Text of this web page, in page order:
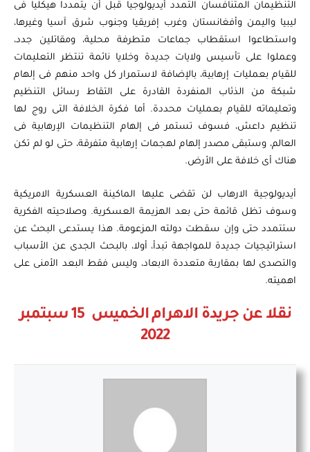
التنظيمان المتنافسان التمدد أيديولوجيا قبل أن يتمددا هيكليا فى
ليبيا واليمن وأفغانستان وغرب إفريقيا وجنوب شرق آسيا وغيرها،
واستطاعوا استقطاب جماعات متطرفة محلية، ومقاتلين جدد،
وعملوا على تأسيس ولايات جديدة وخلايا نائمة تنتظر التعليمات
للقيام بعمليات إرهابية، بالإضافة لاستمرار كل واحد منهم فى إلهام
شبكة من الذئاب المنفردة القادرة على التقاط رسائل التنظيم
وتعليماته للقيام بعمليات محددة. أما فكرة الخلافة التى روج لها
تنظيم داعش، فسوف تستمر فى إلهام التنظيمات الإرهابية فى
العالم، وستبقى مصدر إلهام لهجمات إرهابية متفرقة، حتى لو لم تكن
هناك أى خلافة على الأرض.
أيديولوجية الارهاب لن تقضى عليها الماكينة العسكرية الامريكية
وسوف تظل قائمة حتى بعد الهزيمة العسكرية. وصلاحيته الفكرية
ستتمدد حتى وإن سقطت دولته المزعومة. هذا يستدعى البحث عن
استراتيجيات جديدة للمواجهة تبدأ، أولا، بالبحث الجدى عن الأسباب
والتصدى لها بمقاربة متعددة الابعاد، وليس فقط البعد الأمنى على
اهميته.
نقلا عن جريدة الاهرام الخميس 15 سبتمبر
2022